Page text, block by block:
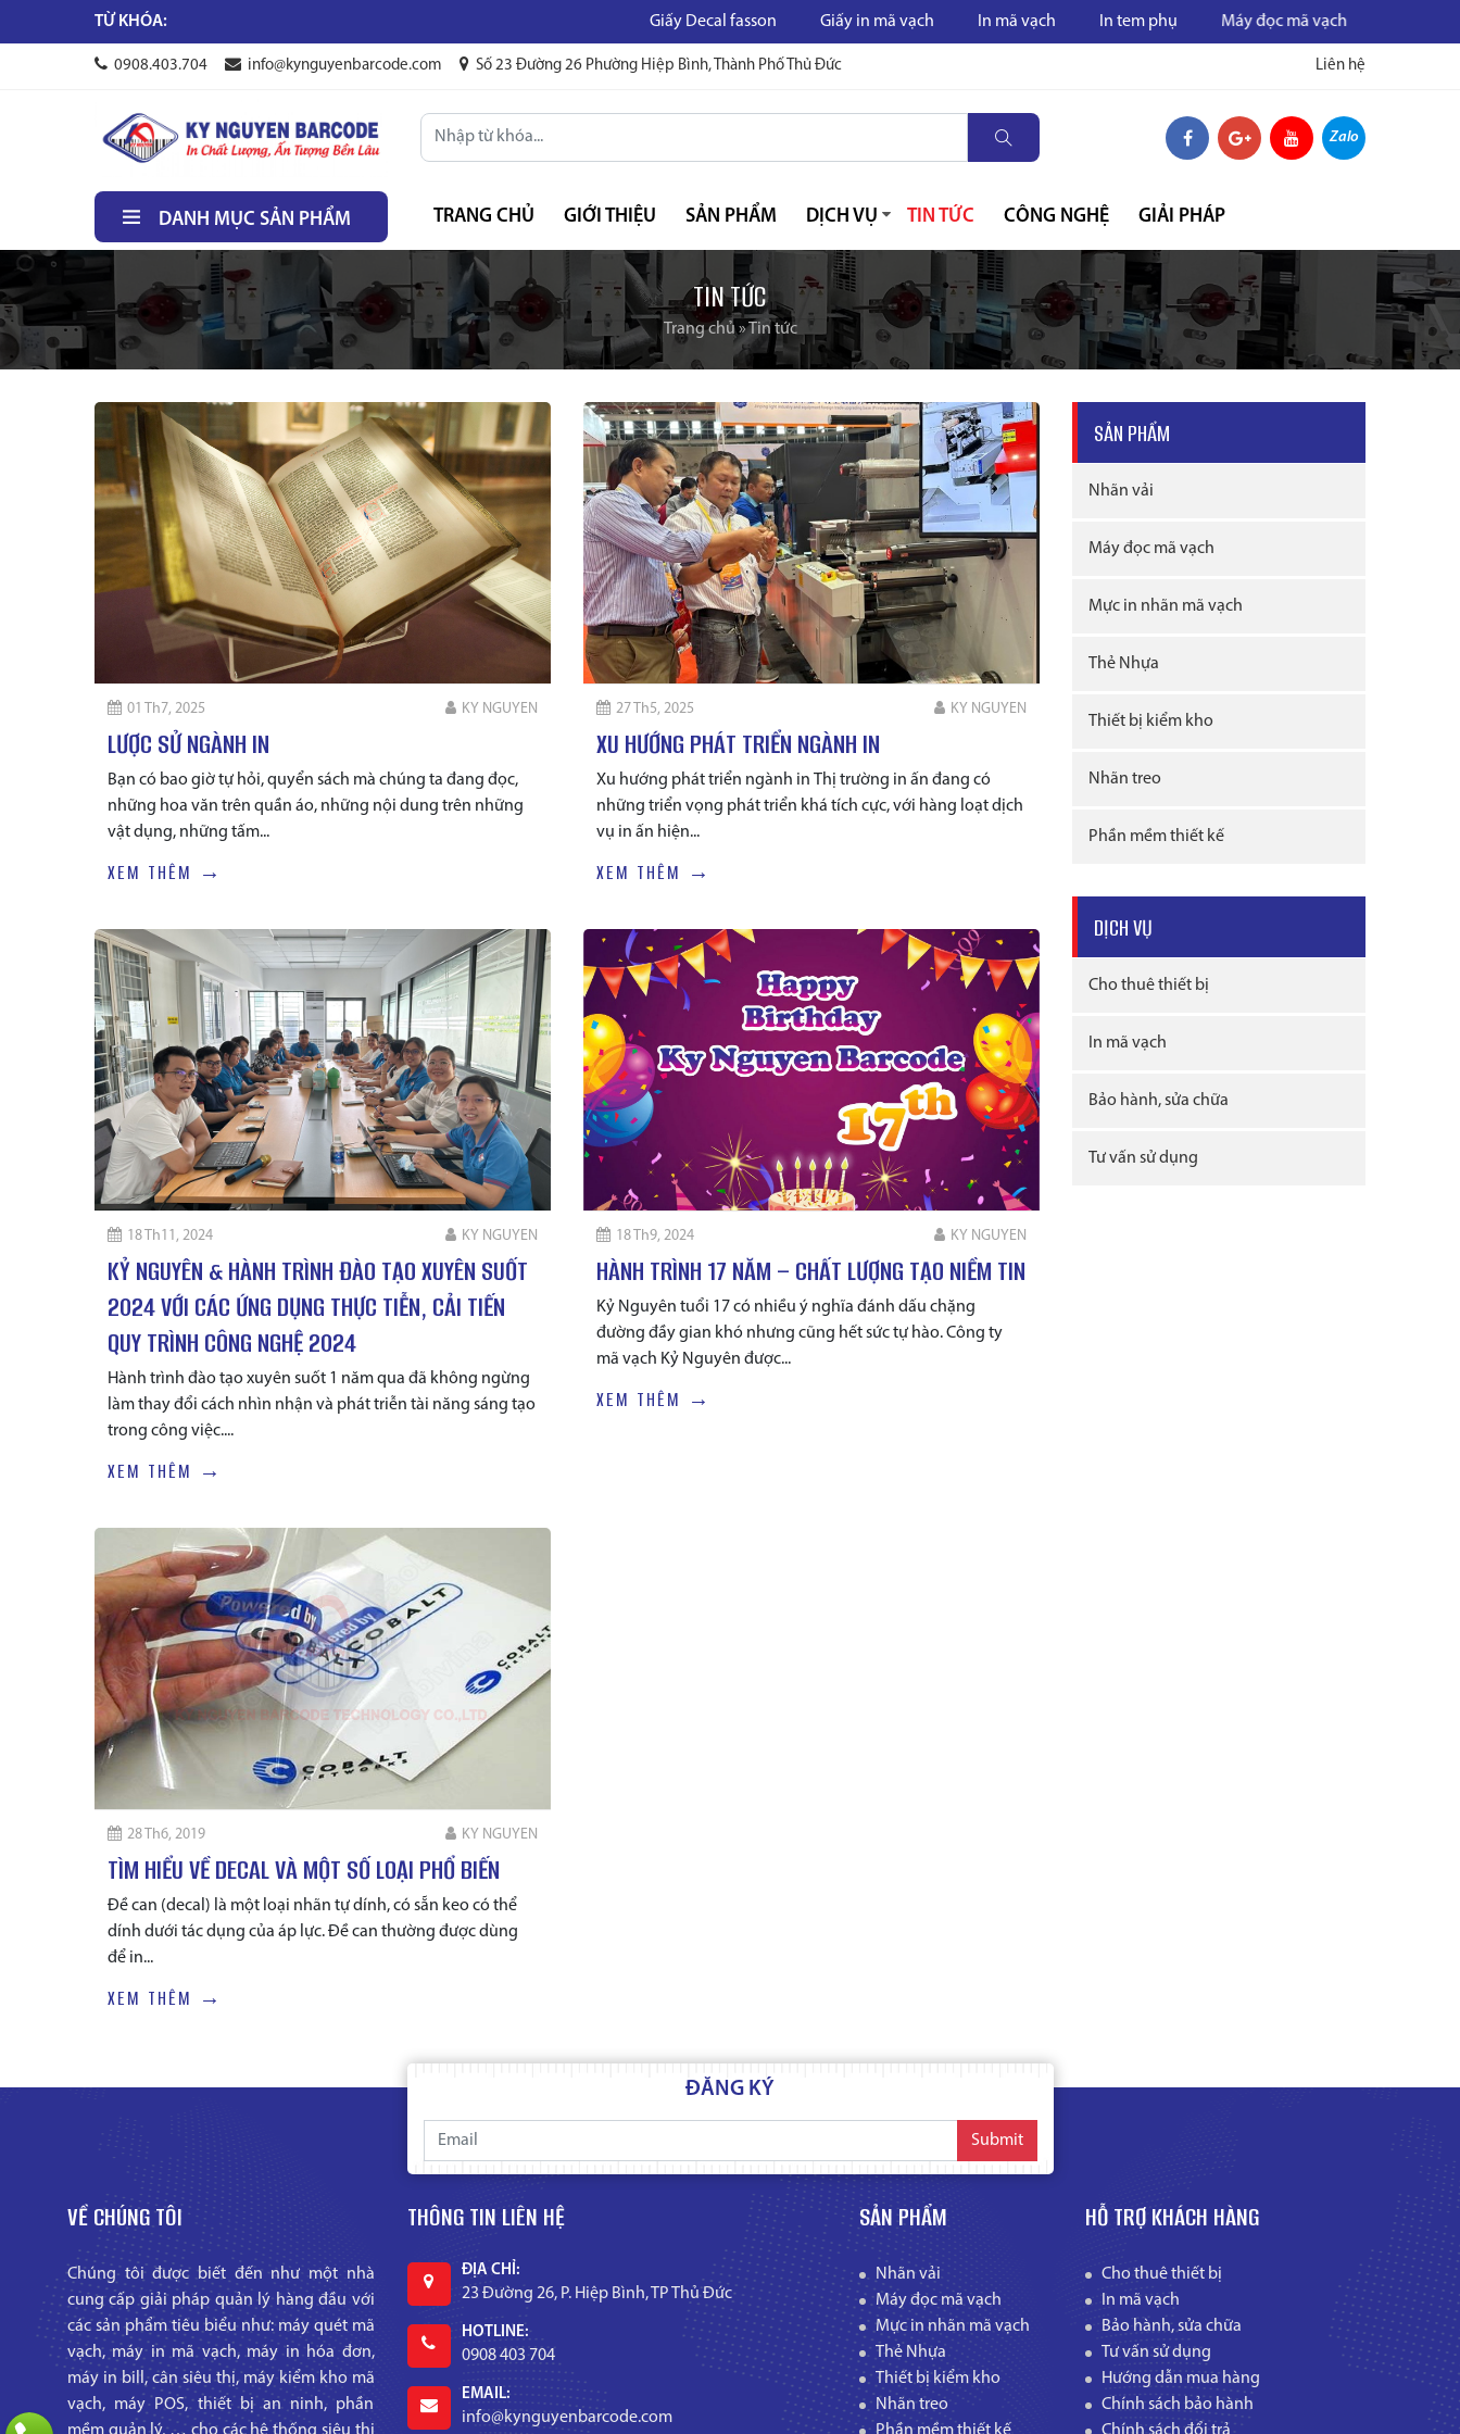
TỪ KHÓA: Giấy Decal fasson Giấy in mã vạch In mã vạch In tem phụ Máy đọc mã vạch Máy in mã vạch
0908.403.704 info@kynguyenbarcode.com Số 23 Đường 26 Phường Hiệp Bình, Thành Phố Thủ Đức Liên hệ
Zalo
DANH MỤC SẢN PHẨM TRANG CHỦ GIỚI THIỆU SẢN PHẨM DỊCH VỤ TIN TỨC CÔNG NGHỆ GIẢI PHÁP
TIN TỨC
Trang chủ»Tin tức
01 Th7, 2025 KY NGUYEN
LƯỢC SỬ NGÀNH IN
Bạn có bao giờ tự hỏi, quyển sách mà chúng ta đang đọc,
những hoa văn trên quần áo, những nội dung trên những
vật dụng, những tấm...
XEM THÊM →
27 Th5, 2025 KY NGUYEN
XU HƯỚNG PHÁT TRIỂN NGÀNH IN
Xu hướng phát triển ngành in Thị trường in ấn đang có
những triển vọng phát triển khá tích cực, với hàng loạt dịch
vụ in ấn hiện...
XEM THÊM →
18 Th11, 2024 KY NGUYEN
KỶ NGUYÊN & HÀNH TRÌNH ĐÀO TẠO XUYÊN SUỐT
2024 VỚI CÁC ỨNG DỤNG THỰC TIỄN, CẢI TIẾN
QUY TRÌNH CÔNG NGHỆ 2024
Hành trình đào tạo xuyên suốt 1 năm qua đã không ngừng
làm thay đổi cách nhìn nhận và phát triễn tài năng sáng tạo
trong công việc....
XEM THÊM →
18 Th9, 2024 KY NGUYEN
HÀNH TRÌNH 17 NĂM – CHẤT LƯỢNG TẠO NIỀM TIN
Kỷ Nguyên tuổi 17 có nhiều ý nghĩa đánh dấu chặng
đường đầy gian khó nhưng cũng hết sức tự hào. Công ty
mã vạch Kỷ Nguyên được...
XEM THÊM →
28 Th6, 2019 KY NGUYEN
TÌM HIỂU VỀ DECAL VÀ MỘT SỐ LOẠI PHỔ BIẾN
Đề can (decal) là một loại nhãn tự dính, có sẵn keo có thể
dính dưới tác dụng của áp lực. Đề can thường được dùng
để in...
XEM THÊM →
SẢN PHẨM
Nhãn vải
Máy đọc mã vạch
Mực in nhãn mã vạch
Thẻ Nhựa
Thiết bị kiểm kho
Nhãn treo
Phần mềm thiết kế
DỊCH VỤ
Cho thuê thiết bị
In mã vạch
Bảo hành, sửa chữa
Tư vấn sử dụng
ĐĂNG KÝ
Submit
VỀ CHÚNG TÔI
Chúng tôi được biết đến như một nhà
cung cấp giải pháp quản lý hàng đầu với
các sản phẩm tiêu biểu như: máy quét mã
vạch, máy in mã vạch, máy in hóa đơn,
máy in bill, cân siêu thị, máy kiểm kho mã
vạch, máy POS, thiết bị an ninh, phần
THÔNG TIN LIÊN HỆ
ĐỊA CHỈ:
23 Đường 26, P. Hiệp Bình, TP Thủ Đức
HOTLINE:
0908 403 704
EMAIL:
info@kynguyenbarcode.com
SẢN PHẨM
Nhãn vải
Máy đọc mã vạch
Mực in nhãn mã vạch
Thẻ Nhựa
Thiết bị kiểm kho
Nhãn treo
HỖ TRỢ KHÁCH HÀNG
Cho thuê thiết bị
In mã vạch
Bảo hành, sửa chữa
Tư vấn sử dụng
Hướng dẫn mua hàng
Chính sách bảo hành